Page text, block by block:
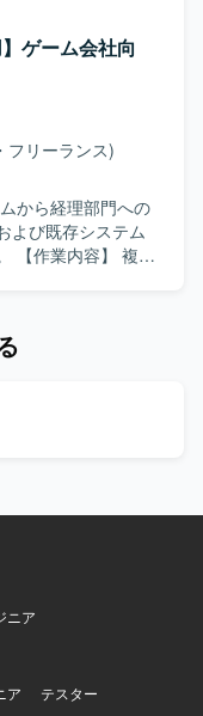
で作業していただ
書の作成を行い、
いたします。デー
いて、詳細設計
携しながら案件
を見つけて主体
チームメンバと
責任感を持って
です。 【ポジ
ネットワーク基盤
から構築、テス
たネットワーク環
ゲーム会社向
フリーランス)
から経理部門への
よび既存システム
定です。 【求
いく意欲があ
とができます。複
ができます。
テスト実装も行い
ニア
ア
テスター